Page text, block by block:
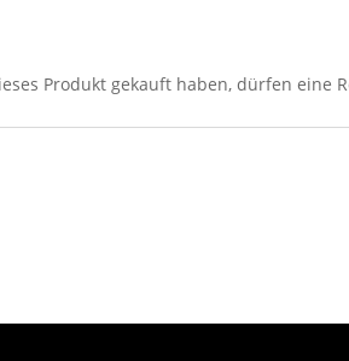
Produkt gekauft haben, dürfen eine